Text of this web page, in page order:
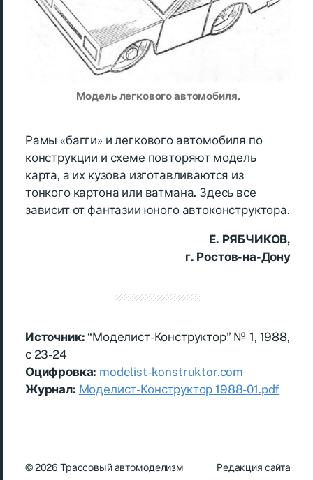
Модель легкового автомобиля.
Рамы «багги» и легкового автомобиля по
конструкции и схеме повторяют модель
карта, а их кузова изготавливаются из
тонкого картона или ватмана. Здесь все
зависит от фантазии юного автоконструктора.
Е. РЯБЧИКОВ,
г. Ростов-на-Дону
Источник: “Моделист-Конструктор” № 1, 1988,
с 23-24
Оцифровка: modelist-konstruktor.com
Журнал: Моделист-Конструктор 1988-01.pdf
© 2026Трассовый автомоделизм Редакция сайта